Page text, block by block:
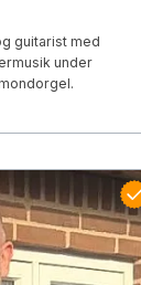
guitarist med
under